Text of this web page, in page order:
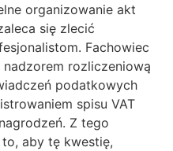
organizowanie akt
się zlecić
Fachowiec
rozliczeniową
podatkowych
spisu VAT
Z tego
aby tę kwestię,